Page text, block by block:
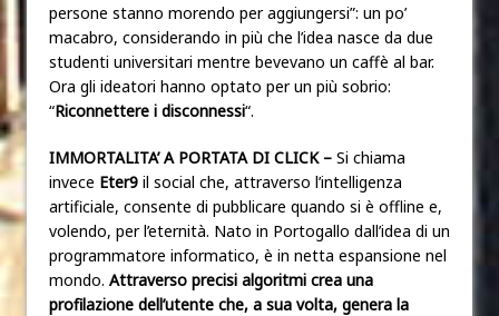
persone stanno morendo per aggiungersi”: un po’
macabro, considerando in più che l’idea nasce da due
studenti universitari mentre bevevano un caffè al bar.
Ora gli ideatori hanno optato per un più sobrio:
“Riconnettere i disconnessi“.
IMMORTALITA’ A PORTATA DI CLICK – Si chiama
invece Eter9 il social che, attraverso l’intelligenza
artificiale, consente di pubblicare quando si è offline e,
volendo, per l’eternità. Nato in Portogallo dall’idea di un
programmatore informatico, è in netta espansione nel
mondo. Attraverso precisi algoritmi crea una
profilazione dell’utente che, a sua volta, genera la